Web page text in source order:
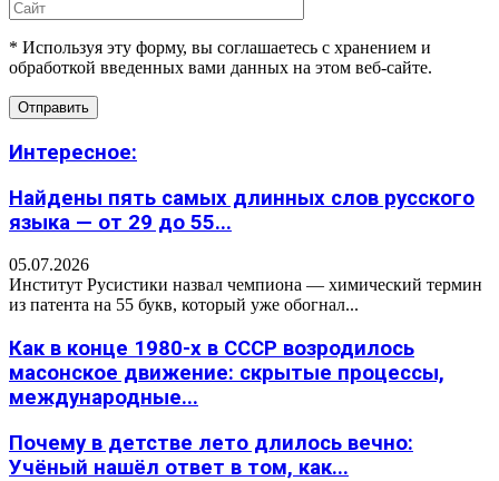
* Используя эту форму, вы соглашаетесь с хранением и
обработкой введенных вами данных на этом веб-сайте.
Интересное:
Найдены пять самых длинных слов русского
языка — от 29 до 55...
05.07.2026
Институт Русистики назвал чемпиона — химический термин
из патента на 55 букв, который уже обогнал...
Как в конце 1980-х в СССР возродилось
масонское движение: скрытые процессы,
международные...
Почему в детстве лето длилось вечно:
Учёный нашёл ответ в том, как...